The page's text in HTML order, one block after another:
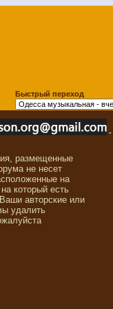
Быстрый переход
-
размещенные
не несет
на
который есть
авторские или
удалить